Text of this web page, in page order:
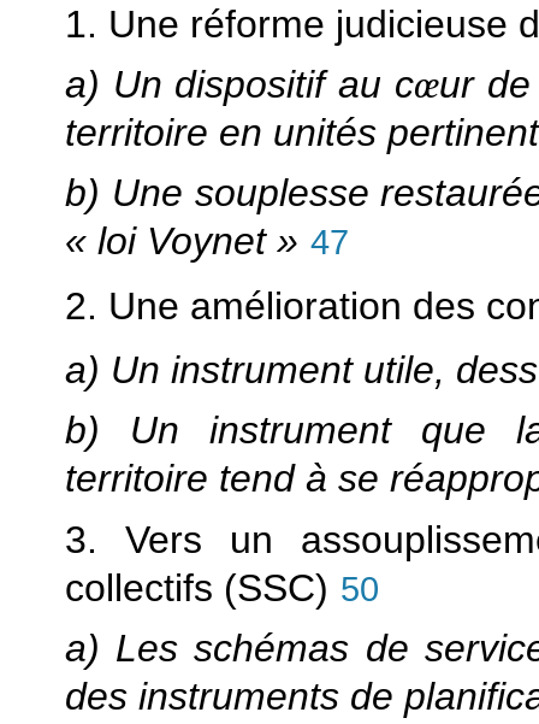
1. Une réforme judicieuse
a) Un dispositif au cœur de
territoire en unités
b) Une souplesse
« loi Voynet » 47
2. Une amélioration des
a) Un instrument utile,
b) Un instrument que
territoire tend à se
3. Vers un
collectifs (SSC) 50
a) Les schémas de
des instruments de